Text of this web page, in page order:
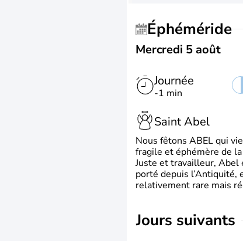
Éphéméride
Mercredi 5 août
Journée
-1 min
Saint Abel
Nous fêtons ABEL qui
fragile et éphémère de
Juste et travailleur, Abel
porté depuis l’Antiquité,
relativement rare mais
jours suivants